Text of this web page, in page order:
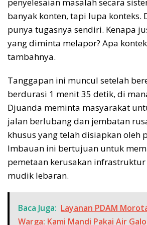
banyak konten, tapi lupa konteks.
punya tugasnya sendiri. Kenapa
yang diminta melapor? Apa
tambahnya.
Tanggapan ini muncul setelah
berdurasi 1 menit 35 detik, di
Djuanda meminta masyarakat
jalan berlubang dan jembatan
khusus yang telah disiapkan oleh
Imbauan ini bertujuan untuk
pemetaan kerusakan
mudik lebaran.
Baca Juga: Layanan PDAM
Warga: Kami Mandi Pakai Air